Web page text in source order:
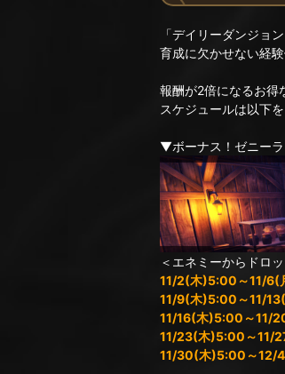
「デイリーダンジョ
育成に欠かせない経
報酬が2倍になるお得
スケジュールは以下
▼ボーナス！ゼニー
＜エネミーからドロ
11/2(木)5:00～11/6(
11/9(木)5:00～11/
11/16(木)5:00～11/
11/23(木)5:00～11/
11/30(木)5:00～12/